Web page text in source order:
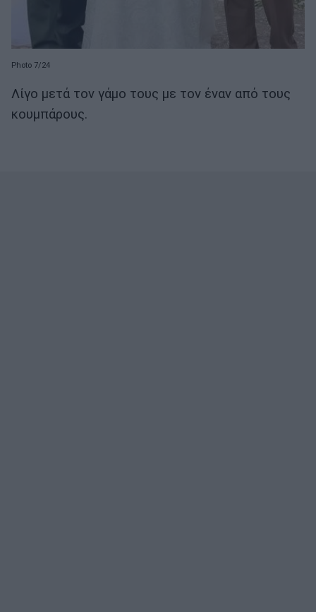
Photo 7/24
Λίγο μετά τον γάμο τους με τον έναν από τους
κουμπάρους.